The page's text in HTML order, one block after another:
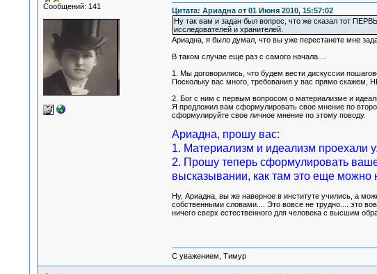
Сообщений: 141
Цитата: Ариадна от 01 Июня 2010, 15:57:02
Ну так вам и задан был вопрос, что же сказал тот
исследователей и хранителей.
Ариадна, я было думал, что вы уже перестанете мне
В таком случае еще раз с самого начала....
1. Мы договорились, что будем вести дискуссии
Поскольку вас много, требования у вас прямо скажем,
2. Бог с ним с первым вопросом о материализме и
Я предложил вам сформулировать свое мнение по
сформулируйте свое личное мнение по этому поводу.
Ариадна, прошу вас:
1. Материализм и идеализм проехали
2. Прошу теперь сформулировать
высказывании, как там это еще можно
Ну, Ариадна, вы же наверное в институте учились, а
собственными словами.... Это вовсе не трудно.... это
ничего сверх естественного для человека с высшим
С уважением, Тимур